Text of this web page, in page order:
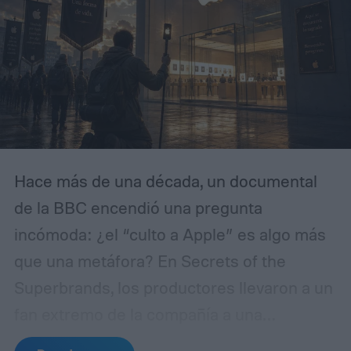
Hace más de una década, un documental
de la BBC encendió una pregunta
incómoda: ¿el “culto a Apple” es algo más
que una metáfora? En Secrets of the
resonancia magnética y compararon sus